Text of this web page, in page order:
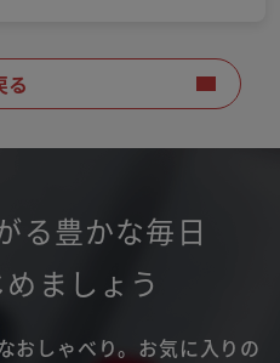
る
る豊かな毎日
ましょう
しゃべり。 お気に入りの